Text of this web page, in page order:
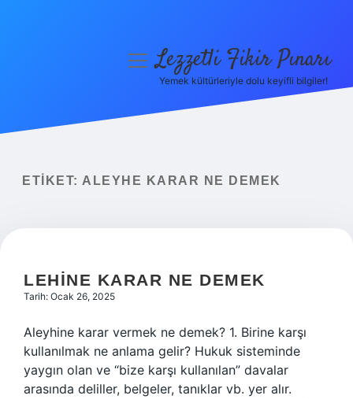
Yasal Uyarı
menüyüLezzetli Fikir Pınarı
Yemek kültürleriyle dolu keyifli bilgiler!
ETIKET: ALEYHE KARAR NE DEMEK
LEHINE KARAR NE DEMEK
Tarih: Ocak 26, 2025
Aleyhine karar vermek ne demek? 1. Birine karşı
kullanılmak ne anlama gelir? Hukuk sisteminde
yaygın olan ve “bize karşı kullanılan” davalar
arasında deliller, belgeler, tanıklar vb. yer alır.